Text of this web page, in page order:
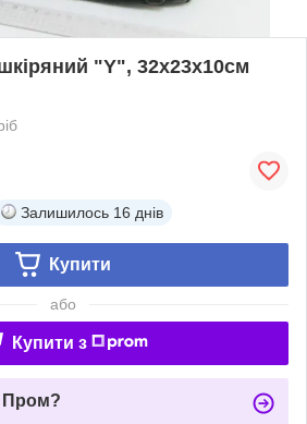
"Y", 32х23х10см
Залишилось 16 днів
Купити
або
Купити з
Пром?